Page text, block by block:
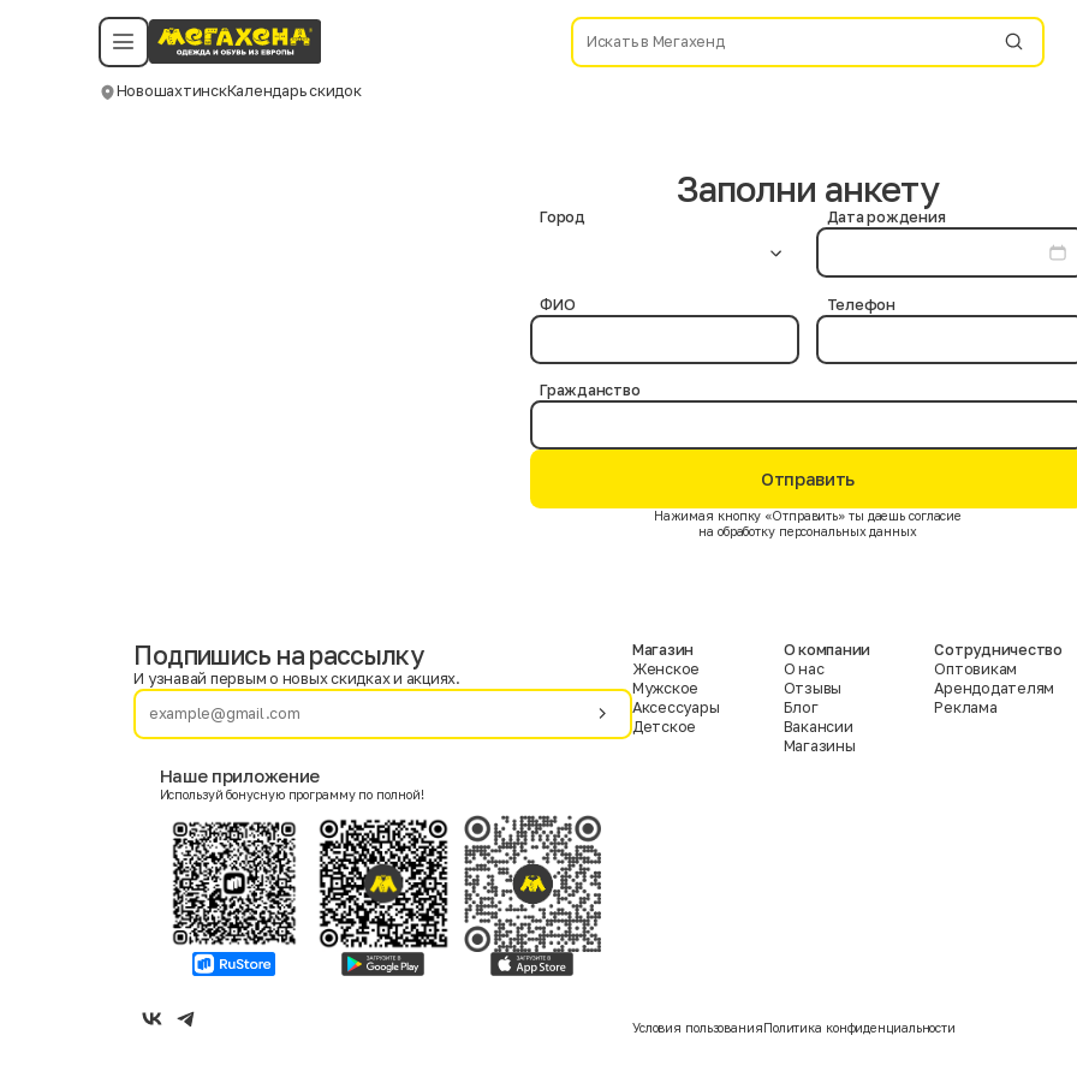
НовошахтинскКалендарь скидок
Политика конфиденциальности
©️ Мегахенд 2026. Все права защищены.
Смотреть все даты
Заполни анкету
Город Дата рождения
ФИО Телефон
Гражданство
Отправить
Нажимая кнопку «Отправить» ты даешь согласие
на обработку персональных данных
Фамилия
Женский
Согласие на получение чеков по электронной почте
Подпишись на рассылку
И узнавай первым о новых скидках и акциях.
Наше приложение
Используй бонусную программу по полной!
Магазин
Женское
Мужское
Аксессуары
Детское
О компании
О нас
Отзывы
Блог
Вакансии
Магазины
Сотрудничество
Оптовикам
Арендодателям
Реклама
Условия пользования Политика конфиденциальности